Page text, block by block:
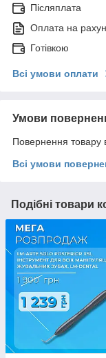
Післяплата
Оплата на
Готівкою
Всі умови оплати
Умови
Повернення товару
Всі умови
Подібні товари